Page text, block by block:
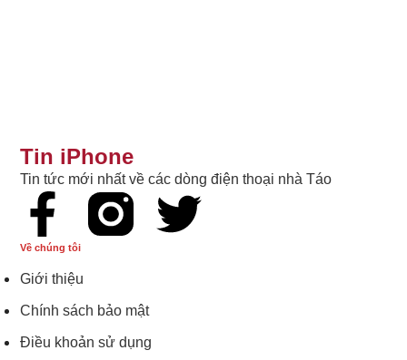
Tin iPhone
Tin tức mới nhất về các dòng điện thoại nhà Táo
Về chúng tôi
Giới thiệu
Chính sách bảo mật
Điều khoản sử dụng